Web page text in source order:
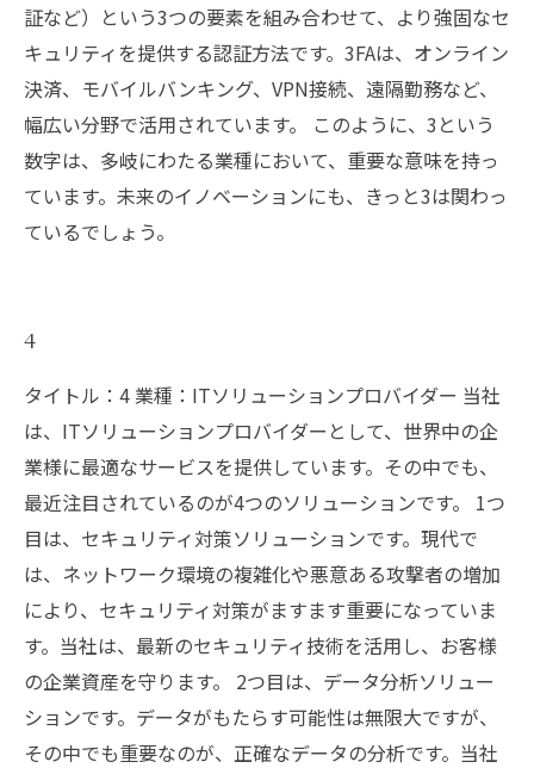
証など）という3つの要素を組み合わせて、より強固なセ
キュリティを提供する認証方法です。3FAは、オンライン
決済、モバイルバンキング、VPN接続、遠隔勤務など、
幅広い分野で活用されています。 このように、3という
数字は、多岐にわたる業種において、重要な意味を持っ
ています。未来のイノベーションにも、きっと3は関わっ
ているでしょう。
4
タイトル：4 業種：ITソリューションプロバイダー 当社
は、ITソリューションプロバイダーとして、世界中の企
業様に最適なサービスを提供しています。その中でも、
最近注目されているのが4つのソリューションです。 1つ
目は、セキュリティ対策ソリューションです。現代で
は、ネットワーク環境の複雑化や悪意ある攻撃者の増加
により、セキュリティ対策がますます重要になっていま
す。当社は、最新のセキュリティ技術を活用し、お客様
の企業資産を守ります。 2つ目は、データ分析ソリュー
ションです。データがもたらす可能性は無限大ですが、
その中でも重要なのが、正確なデータの分析です。当社